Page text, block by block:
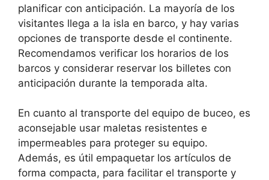
planificar con anticipación. La mayoría de los
visitantes llega a la isla en barco, y hay varias
opciones de transporte desde el continente.
Recomendamos verificar los horarios de los
barcos y considerar reservar los billetes con
anticipación durante la temporada alta.
En cuanto al transporte del equipo de buceo, es
aconsejable usar maletas resistentes e
impermeables para proteger su equipo.
Además, es útil empaquetar los artículos de
forma compacta, para facilitar el transporte y